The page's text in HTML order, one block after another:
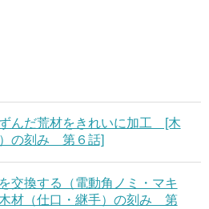
んだ荒材をきれいに加工 [木
の刻み 第６話]
交換する（電動角ノミ・マキ
材（仕口・継手）の刻み 第